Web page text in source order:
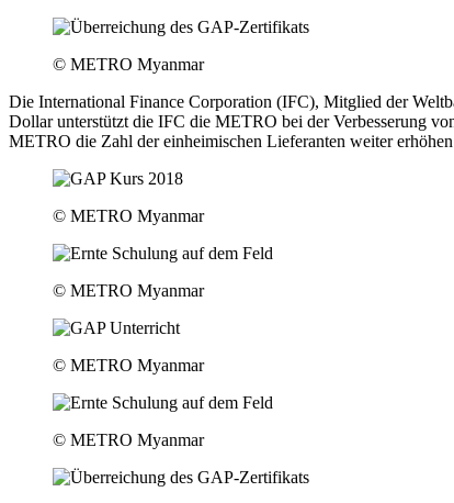
© METRO Myanmar
Die International Finance Corporation (IFC), Mitglied der
Dollar unterstützt die IFC die METRO bei der Verbesserung
METRO die Zahl der einheimischen Lieferanten weiter
© METRO Myanmar
© METRO Myanmar
© METRO Myanmar
© METRO Myanmar